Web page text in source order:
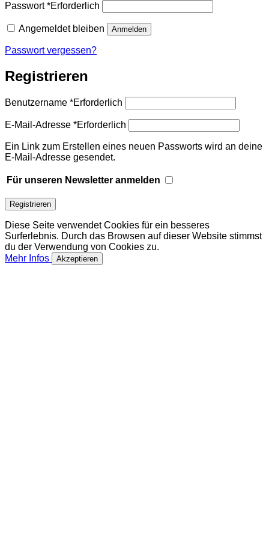
Passwort*Erforderlich
Angemeldet bleiben Anmelden
Passwort vergessen?
Registrieren
Benutzername *Erforderlich
E-Mail-Adresse *Erforderlich
Ein Link zum Erstellen eines neuen Passworts wird an deine
E-Mail-Adresse gesendet.
Für unseren Newsletter anmelden
Registrieren
Diese Seite verwendet Cookies für ein besseres
Surferlebnis. Durch das Browsen auf dieser Website stimmst
du der Verwendung von Cookies zu.
Mehr Infos
Akzeptieren